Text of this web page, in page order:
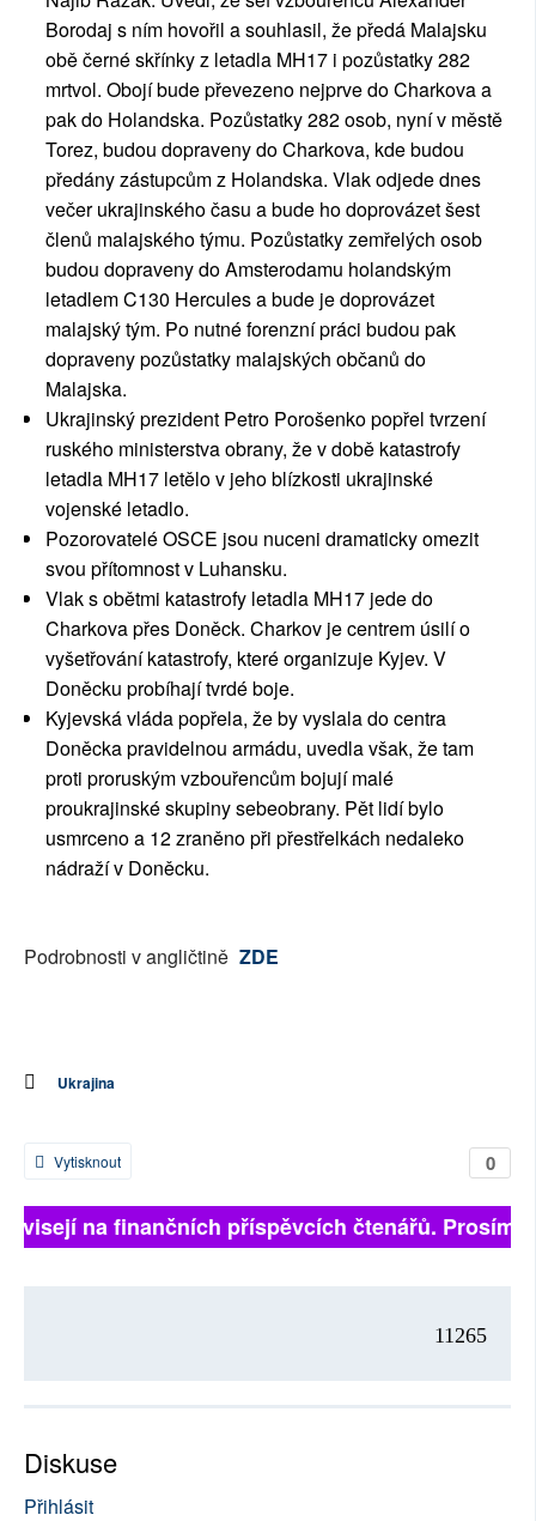
Borodaj s ním hovořil a souhlasil, že předá Malajsku
obě černé skřínky z letadla MH17 i pozůstatky 282
mrtvol. Obojí bude převezeno nejprve do Charkova a
pak do Holandska. Pozůstatky 282 osob, nyní v městě
Torez, budou dopraveny do Charkova, kde budou
předány zástupcům z Holandska. Vlak odjede dnes
večer ukrajinského času a bude ho doprovázet šest
členů malajského týmu. Pozůstatky zemřelých osob
budou dopraveny do Amsterodamu holandským
letadlem C130 Hercules a bude je doprovázet
malajský tým. Po nutné forenzní práci budou pak
dopraveny pozůstatky malajských občanů do
Malajska.
Ukrajinský prezident Petro Porošenko popřel tvrzení
ruského ministerstva obrany, že v době katastrofy
letadla MH17 letělo v jeho blízkosti ukrajinské
vojenské letadlo.
Pozorovatelé OSCE jsou nuceni dramaticky omezit
svou přítomnost v Luhansku.
Vlak s obětmi katastrofy letadla MH17 jede do
Charkova přes Doněck. Charkov je centrem úsilí o
vyšetřování katastrofy, které organizuje Kyjev. V
Doněcku probíhají tvrdé boje.
Kyjevská vláda popřela, že by vyslala do centra
Doněcka pravidelnou armádu, uvedla však, že tam
proti proruským vzbouřencům bojují malé
proukrajinské skupiny sebeobrany. Pět lidí bylo
usmrceno a 12 zraněno při přestřelkách nedaleko
nádraží v Doněcku.
Podrobnosti v angličtině ZDE
Ukrajina
0
Vytisknout
na finančních příspěvcích čtenářů. Prosíme,
11265
Diskuse
Přihlásit